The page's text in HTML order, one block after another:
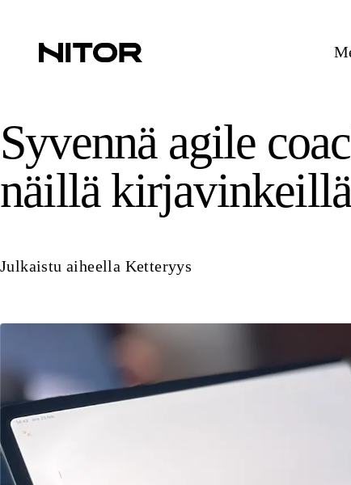
Syvennä agile
näillä
Julkaistu aiheella Ketteryys